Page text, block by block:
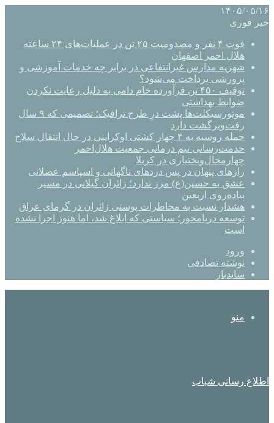
۱۴۰۵/۰۵/۱۶
خبر فوری
فوت ۴ نفر و مصدومیت ۲۵ تن در عملیات‌های ۲۴ ساعته
هلال احمر اصفهان
شهریه مدارس غیرانتفاعی در برابر چه خدمات آموزشی و
پرورشی پرداخت می‌شود؟
توقیف ۴۵۰ تن فرآورده خام دامی به دلیل رعایت نکردن
ضوابط بهداشتی
موتورسیکلت‌ها پشت درِ طرح ترافیک؛ تصمیمی که ۹ سال
رفت‌وبرگشت دارد
حمله روسیه به ۴ چهار کشتی اوکراینی در حال انتقال سلاح
خدمت‌رسانی تیم درمانی جمعیت هلال‌احمر
چهارمحال‌وبختیاری در کربلا
رازهای پنهان در پس دردهای ناگهانی و اسپاسم عضلانی
عشق به حسین(ع) مرز ندارد؛ زائران گیلانی در مسیر
پیاده‌روی اربعین
هشدار نسبت به مخاطرات پوستی زائران در گرمای عراق
توسعه دریامحور؛ سیاستی که ابلاغ شد، اما هنوز اجرا نشده
است
ورود
نوشته تصادفی
سایدبار
منو
اطلاع رسانی شباب